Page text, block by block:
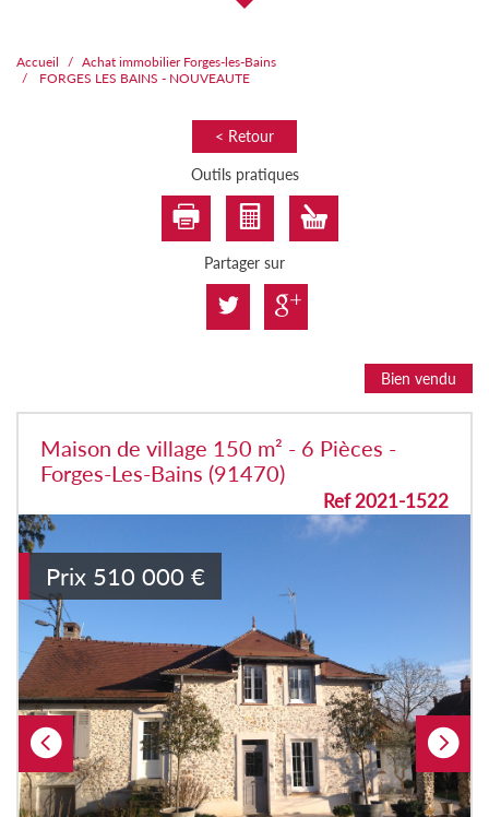
Accueil
Achat immobilier Forges-les-Bains
FORGES LES BAINS - NOUVEAUTE
< Retour
Outils pratiques
Partager sur
Bien vendu
Maison de village 150 m² - 6 Pièces -
Forges-Les-Bains (91470)
Ref 2021-1522
Prix 510 000 €